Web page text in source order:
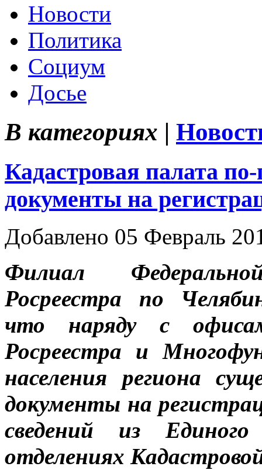
Новости
Политика
Социум
Досье
В категориях |
Кадастровая палата
документы на
Добавлено 05 Февраль
Филиал
Росреестра по
что наряду с
Росреестра и
населения региона
документы на
сведений из
отделениях